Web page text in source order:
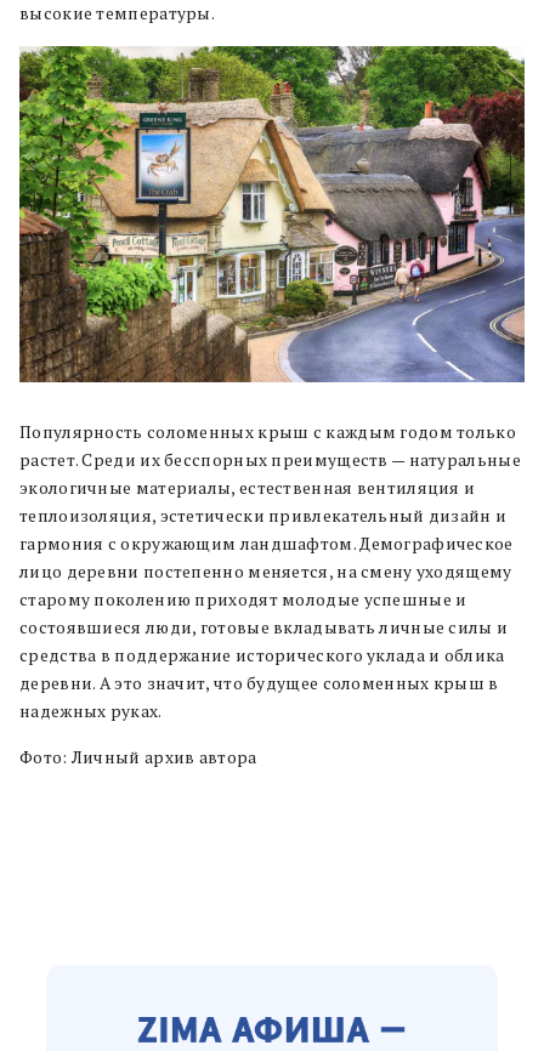
высокие температуры.
Популярность соломенных крыш с каждым годом только
растет. Среди их бесспорных преимуществ — натуральные
экологичные материалы, естественная вентиляция и
теплоизоляция, эстетически привлекательный дизайн и
гармония с окружающим ландшафтом. Демографическое
лицо деревни постепенно меняется, на смену уходящему
старому поколению приходят молодые успешные и
состоявшиеся люди, готовые вкладывать личные силы и
средства в поддержание исторического уклада и облика
деревни. А это значит, что будущее соломенных крыш в
надежных руках.
Фото: Личный архив автора